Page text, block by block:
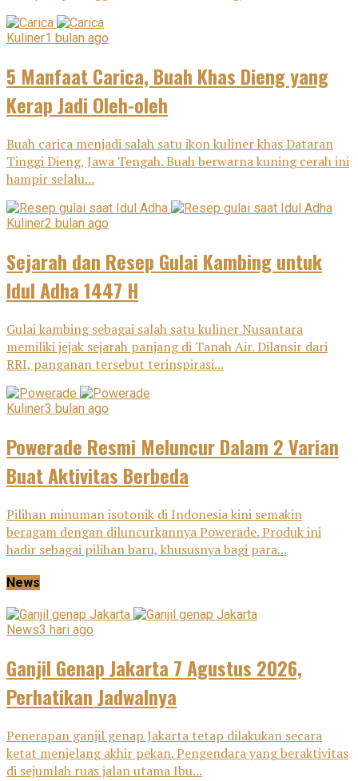
Kuliner1 bulan ago
5 Manfaat Carica, Buah Khas Dieng yang
Kerap Jadi Oleh-oleh
Buah carica menjadi salah satu ikon kuliner khas Dataran
Tinggi Dieng, Jawa Tengah. Buah berwarna kuning cerah ini
hampir selalu...
Kuliner2 bulan ago
Sejarah dan Resep Gulai Kambing untuk
Idul Adha 1447 H
Gulai kambing sebagai salah satu kuliner Nusantara
memiliki jejak sejarah panjang di Tanah Air. Dilansir dari
RRI, panganan tersebut terinspirasi...
Kuliner3 bulan ago
Powerade Resmi Meluncur Dalam 2 Varian
Buat Aktivitas Berbeda
Pilihan minuman isotonik di Indonesia kini semakin
beragam dengan diluncurkannya Powerade. Produk ini
hadir sebagai pilihan baru, khususnya bagi para...
News
News3 hari ago
Ganjil Genap Jakarta 7 Agustus 2026,
Perhatikan Jadwalnya
Penerapan ganjil genap Jakarta tetap dilakukan secara
ketat menjelang akhir pekan. Pengendara yang beraktivitas
di sejumlah ruas jalan utama Ibu...